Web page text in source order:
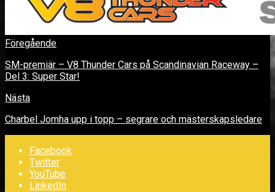
Föregående
SM-premiär – V8 Thunder Cars på Scandinavian Raceway –
Del 3: Super Star!
Nästa
Charbel Jomha upp i topp – segrare och mästerskapsledare
Facebook
Twitter
YouTube
LinkedIn